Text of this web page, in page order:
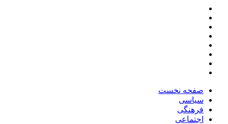
صفحه نخست
سیاسی
فرهنگی
اجتماعی